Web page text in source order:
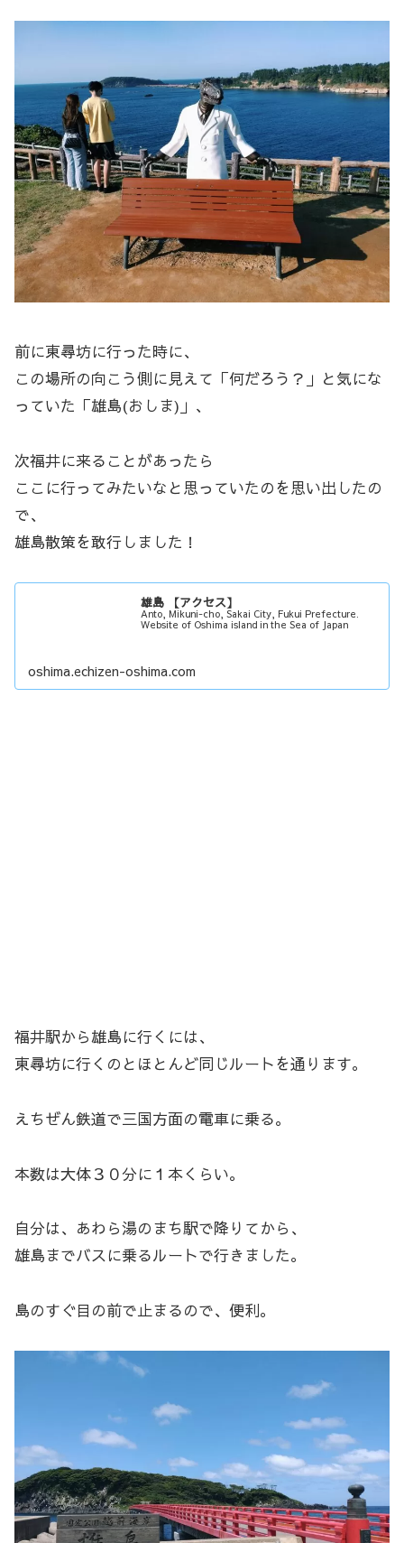
前に東尋坊に行った時に、
この場所の向こう側に見えて「何だろう？」と気にな
っていた「雄島(おしま)」、
次福井に来ることがあったら
ここに行ってみたいなと思っていたのを思い出したの
で、
雄島散策を敢行しました！
雄島 【アクセス】
Anto, Mikuni-cho, Sakai City, Fukui Prefecture.
Website of Oshima island in the Sea of Japan
oshima.echizen-oshima.com
福井駅から雄島に行くには、
東尋坊に行くのとほとんど同じルートを通ります。
えちぜん鉄道で三国方面の電車に乗る。
本数は大体３０分に１本くらい。
自分は、あわら湯のまち駅で降りてから、
雄島までバスに乗るルートで行きました。
島のすぐ目の前で止まるので、便利。